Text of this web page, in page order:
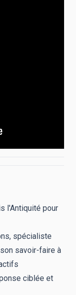
l'Antiquité pour
spécialiste
savoir-faire à
ciblée et